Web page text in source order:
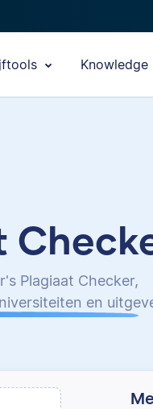
Knowledge
Plagiaat Checker,
en